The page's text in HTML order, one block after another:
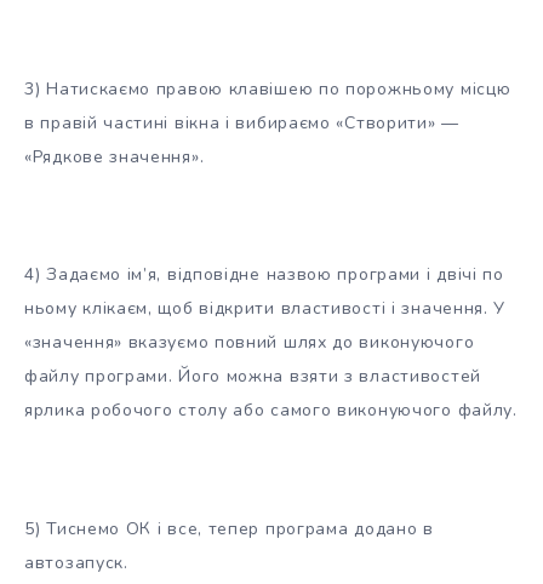
3) Натискаємо правою клавішею по порожньому місцю
в правій частині вікна і вибираємо «Створити» —
«Рядкове значення».
4) Задаємо ім’я, відповідне назвою програми і двічі по
ньому клікаєм, щоб відкрити властивості і значення. У
«значення» вказуємо повний шлях до виконуючого
файлу програми. Його можна взяти з властивостей
ярлика робочого столу або самого виконуючого файлу.
5) Тиснемо ОК і все, тепер програма додано в
автозапуск.